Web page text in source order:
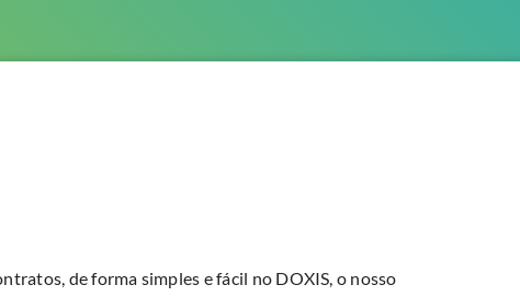
de forma simples e fácil no DOXIS, o nosso